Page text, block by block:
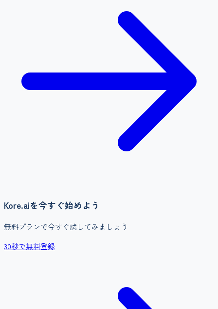
Kore.aiを今すぐ始めよう
無料プランで今すぐ試してみましょう
30秒で無料登録